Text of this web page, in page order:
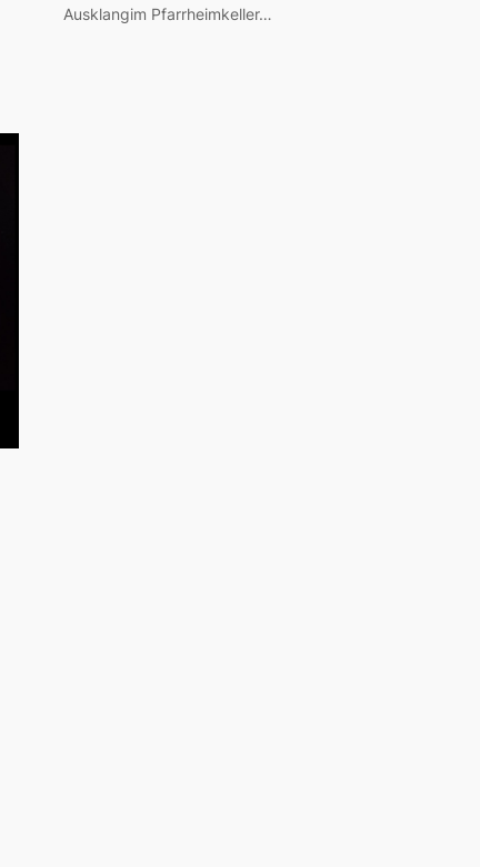
Ausklangim Pfarrheimkeller…